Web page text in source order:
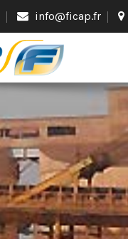
info@ficap.fr